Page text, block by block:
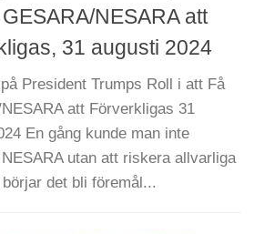
NESARA att
31 augusti 2024
President Trumps Roll i att Få
att Förverkligas 31
En gång kunde man inte
utan att riskera allvarliga
det bli föremål...